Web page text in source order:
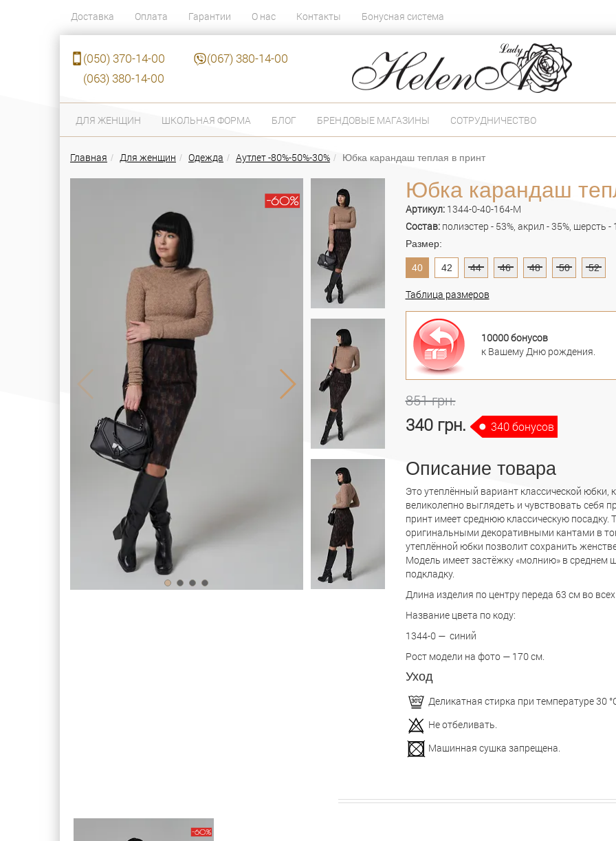
Доставка Оплата Гарантии О нас Контакты Бонусная система
(050) 370-14-00
(067) 380-14-00
(063) 380-14-00
ДЛЯ ЖЕНЩИН ШКОЛЬНАЯ ФОРМА БЛОГ БРЕНДОВЫЕ МАГАЗИНЫ СОТРУДНИЧЕСТВО
Главная Для женщин Одежда Аутлет -80%-50%-30% Юбка карандаш теплая в принт
Юбка карандаш
Артикул: 1344-0-40-164-M
Состав: полиэстер - 53%, акрил - 35%, шерсть -
Размер:
40 42 44 46 48 50 52
Таблица размеров
10000 бонусов
к Вашему Дню рождения.
851 грн.
340 грн. 340 бонусов
Описание товара
Это утеплённый вариант классической
великолепно выглядеть и чувствовать
принт имеет среднюю классическую посадку.
оригинальными декоративными кантами в
утеплённой юбки позволит сохранить
Модель имеет застёжку «молнию» в среднем
подкладку.
Длина изделия по центру переда 63 см во
Название цвета по коду:
1344-0 — синий
Рост модели на фото — 170 см.
Уход
Деликатная стирка при температуре 30
Не отбеливать.
Машинная сушка запрещена.